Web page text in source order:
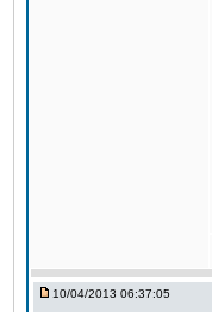
10/04/2013 06:37:05